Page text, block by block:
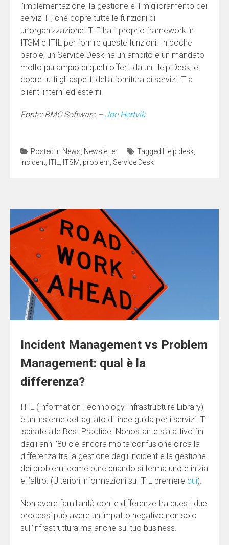
l’implementazione, la gestione e il miglioramento dei
servizi IT, che copre tutte le funzioni di
un’organizzazione IT. E ha il proprio framework in
ITSM e ITIL per fornire queste funzioni. In poche
parole, un Service Desk ha un ambito e un mandato
molto più ampio di quelli offerti da un Help Desk, e
copre tutti gli aspetti della fornitura di servizi IT a
clienti interni ed esterni.
Fonte: BMC Software – Joe Hertvik
Posted in News Newsletter Tagged Help desk
Incident ITIL ITSM problem Service Desk
Incident Management vs Problem
Management: qual è la
differenza?
ITIL (Information Technology Infrastructure Library)
è un insieme dettagliato di linee guida per i servizi IT
ispirate alle Best Practice. Nonostante sia attivo fin
dagli anni ’80 c’è ancora molta confusione circa la
differenza tra la gestione degli incident e la gestione
dei problem, come pure quando si ferma uno e inizia
e l’altro. (Ulteriori informazioni su ITIL premere qui).
Non avere familiarità con le differenze tra questi due
processi può avere un impatto negativo non solo
sull’infrastruttura ma anche sul tuo business.